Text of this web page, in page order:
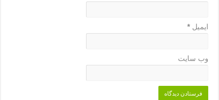
ایمیل*
وب‌ سایت